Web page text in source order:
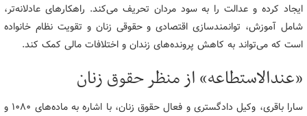
ایجاد کرده و عدالت را به سود مردان تحریف می‌کند. راهکارهای عادلانه‌تر،
شامل آموزش، توانمندسازی اقتصادی و حقوقی زنان و تقویت نظام خانواده
است که می‌تواند به کاهش پرونده‌های زندان و اختلافات مالی کمک کند.
«عندالاستطاعه» از منظر حقوق زنان
سارا باقری، وکیل دادگستری و فعال حقوق زنان، با اشاره به ماده‌های ۱۰۸۰ و